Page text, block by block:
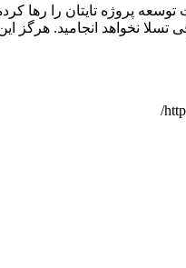
پروژه تایتان را رها کرده
نخواهد انجامید. هرگز